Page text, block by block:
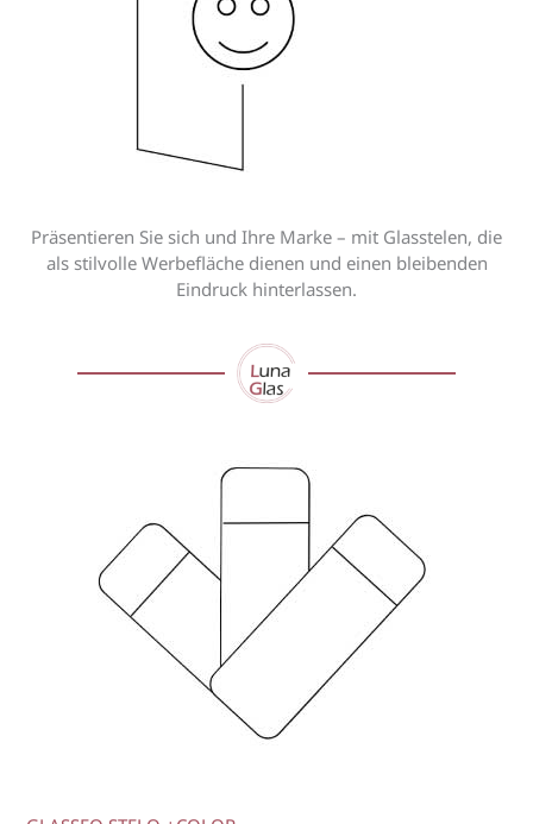
Präsentieren Sie sich und Ihre Marke – mit Glasstelen, die
als stilvolle Werbefläche dienen und einen bleibenden
Eindruck hinterlassen.